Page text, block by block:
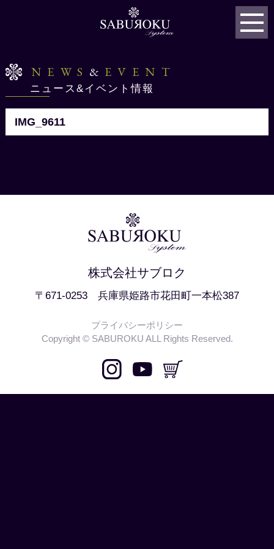
NEWS & EVENT
ニュース&イベント情報
IMG_9611
株式会社サブロク
〒671-0253 兵庫県姫路市花田町一本松387
プライバシーポリシー
Copyright © SABUROKU ALL Rights Reserved.